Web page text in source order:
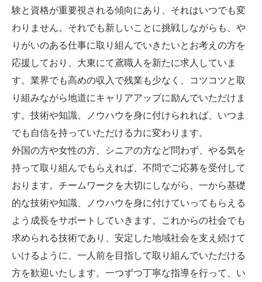
験と資格が重要視される傾向にあり、それはいつでも変
わりません。それでも新しいことに挑戦しながらも、や
りがいのある仕事に取り組んでいきたいとお考えの方を
応援しており、大東にて鳶職人を新たに求人していま
す。業界でも高めの収入で残業も少なく、コツコツと取
り組みながら地道にキャリアアップに励んでいただけま
す。技術や知識、ノウハウを身に付けられれば、いつま
でも自信を持っていただける力に変わります。
外国の方や女性の方、シニアの方など問わず、やる気を
持って取り組んでもらえれば、不問でご応募を受付して
おります。チームワークを大切にしながら、一から基礎
的な技術や知識、ノウハウを身に付けていってもらえる
よう成長をサポートしていきます。これからの社会でも
求められる技術であり、安定した地域社会を支え続けて
いけるように、一人前を目指して取り組んでいただける
方を歓迎いたします。一つずつ丁寧な指導を行って、い